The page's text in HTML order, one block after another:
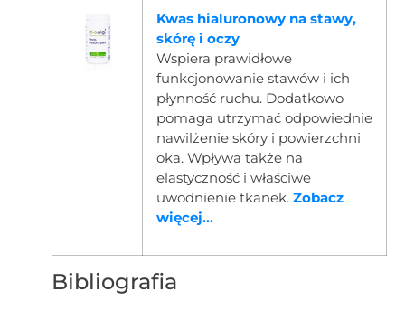
Kwas hialuronowy na stawy,
skórę i oczy
Wspiera prawidłowe
funkcjonowanie stawów i ich
płynność ruchu. Dodatkowo
pomaga utrzymać odpowiednie
nawilżenie skóry i powierzchni
oka. Wpływa także na
elastyczność i właściwe
uwodnienie tkanek. Zobacz
więcej...
Bibliografia